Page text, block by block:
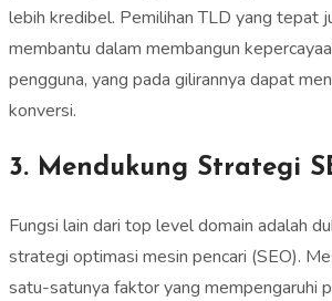
lebih kredibel. Pemilihan TLD yang tepat
membantu dalam membangun
pengguna, yang pada gilirannya dapat
konversi.
3. Mendukung Strategi
Fungsi lain dari top level domain adalah
strategi optimasi mesin pencari (SEO).
satu-satunya faktor yang mempengaruhi